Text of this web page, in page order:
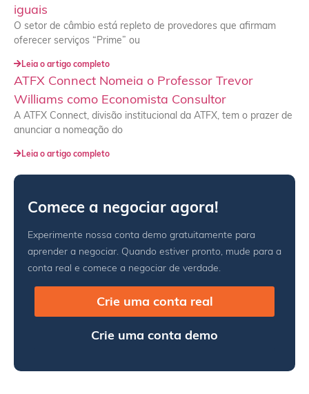
iguais
O setor de câmbio está repleto de provedores que afirmam
oferecer serviços “Prime” ou
Leia o artigo completo
ATFX Connect Nomeia o Professor Trevor
Williams como Economista Consultor
A ATFX Connect, divisão institucional da ATFX, tem o prazer de
anunciar a nomeação do
Leia o artigo completo
Comece a negociar agora!
Experimente nossa conta demo gratuitamente para
aprender a negociar. Quando estiver pronto, mude para a
conta real e comece a negociar de verdade.
Crie uma conta real
Crie uma conta demo